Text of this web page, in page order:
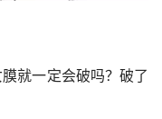
就一定会破吗？破了